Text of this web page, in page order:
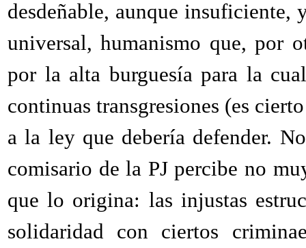
desdeñable, aunque insuficiente,
universal, humanismo que, por
por la alta burguesía para la
continuas transgresiones (es
a la ley que debería defender.
comisario de la PJ percibe no
que lo origina: las injustas
solidaridad con ciertos